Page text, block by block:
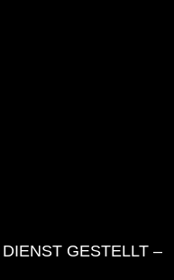
GESTELLT –